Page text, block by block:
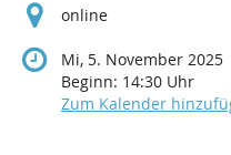
online
Mi, 5. November 2025
Beginn: 14:30 Uhr
Zum Kalender